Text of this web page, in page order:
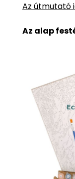
Az útmutató
Az alap